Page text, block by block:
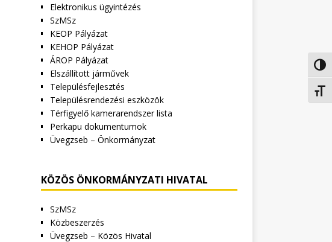
Elektronikus ügyintézés
SzMSz
KEOP Pályázat
KEHOP Pályázat
ÁROP Pályázat
Elszállított járművek
Településfejlesztés
Településrendezési eszközök
Térfigyelő kamerarendszer lista
Perkapu dokumentumok
Üvegzseb – Önkormányzat
KÖZÖS ÖNKORMÁNYZATI HIVATAL
SzMSz
Közbeszerzés
Üvegzseb – Közös Hivatal